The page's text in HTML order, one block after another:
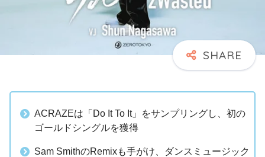
ACRAZEは「Do It To It」をサンプリングし、初の
ゴールドシングルを獲得
Sam SmithのRemixも手がけ、ダンスミュージック